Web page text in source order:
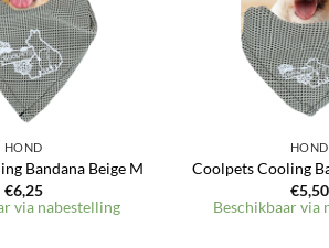
HOND
Bandana Beige M
€6,25
via nabestelling
HOND
Coolpets Cooling
€5,50
Beschikbaar via